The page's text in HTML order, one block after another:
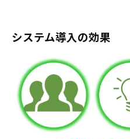
システム導入の効果